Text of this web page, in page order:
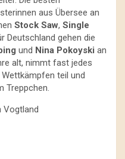
aus Übersee an
Stock Saw, Single
Deutschland gehen die
und Nina Pokoyski an
alt, nimmt fast jedes
teil und
Treppchen.